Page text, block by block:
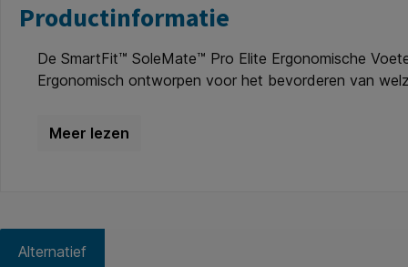
Productinformatie
De SmartFit™ SoleMate™ Pro Elite Ergonomische
Ergonomisch ontworpen voor het bevorderen van
voetensteun voor moderne thuiswerkplekken of
ervoor dat uw voeten en de voetensteun gedurende
water. * Het brede platform biedt volop ruimte voor
Alternatief